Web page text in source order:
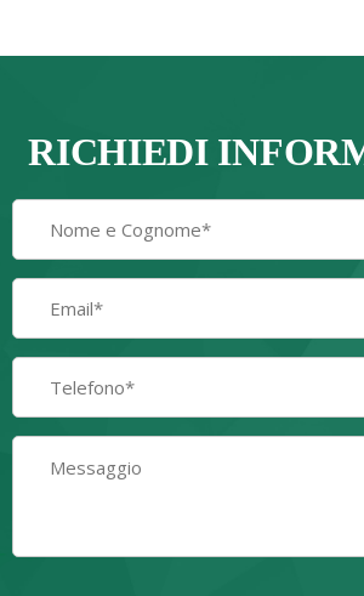
RICHIEDI